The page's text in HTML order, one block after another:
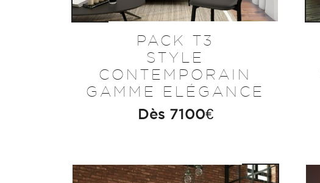
PACK T3
STYLE
CONTEMPORAIN
GAMME ELÉGANCE
Dès 7100€